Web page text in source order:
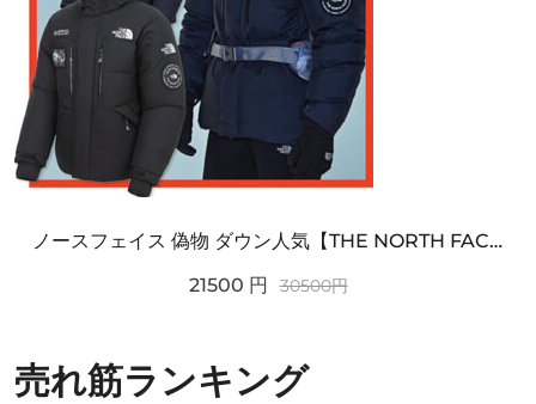
ノースフェイス 偽物 ダウン人気【THE NORTH FACE】M'S 7 SUMMIT HIM...
21500 円 30500円
売れ筋ランキング